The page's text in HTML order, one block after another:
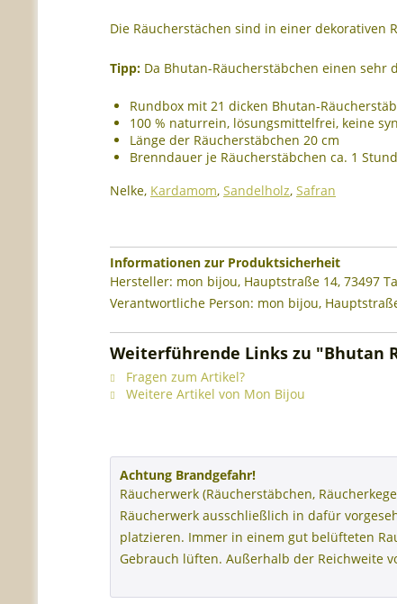
Die Räucherstächen sind in einer dekorativen
Tipp: Da Bhutan-Räucherstäbchen einen
Rundbox mit 21 dicken Bhutan-
100 % naturrein, lösungsmittelfrei, keine
Länge der Räucherstäbchen 20 cm
Brenndauer je Räucherstäbchen ca. 1
Nelke, Kardamom, Sandelholz, Safran
Informationen zur Produktsicherheit
Hersteller: mon bijou, Hauptstraße 14, 73497
Verantwortliche Person: mon bijou,
Weiterführende Links zu "Bhutan
Fragen zum Artikel?
Weitere Artikel von Mon Bijou
Achtung Brandgefahr!
Räucherwerk (Räucherstäbchen,
Räucherwerk ausschließlich in dafür
platzieren. Immer in einem gut belüfteten
Gebrauch lüften. Außerhalb der Reichweite